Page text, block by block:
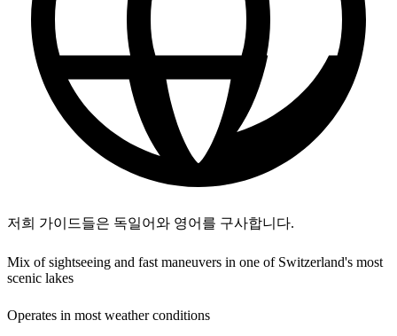
저희 가이드들은 독일어와 영어를 구사합니다.
Mix of sightseeing and fast maneuvers in one of Switzerland's most
scenic lakes
Operates in most weather conditions